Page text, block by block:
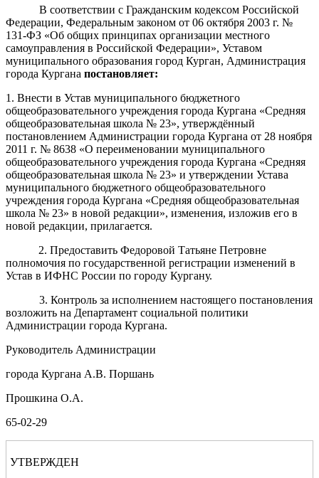
В соответствии с Гражданским кодексом Российской
Федерации, Федеральным законом от 06 октября 2003 г. №
131-ФЗ «Об общих принципах организации местного
самоуправления в Российской Федерации», Уставом
муниципального образования город Курган, Администрация
города Кургана постановляет:
1. Внести в Устав муниципального бюджетного
общеобразовательного учреждения города Кургана «Средняя
общеобразовательная школа № 23», утверждённый
постановлением Администрации города Кургана от 28 ноября
2011 г. № 8638 «О переименовании муниципального
общеобразовательного учреждения города Кургана «Средняя
общеобразовательная школа № 23» и утверждении Устава
муниципального бюджетного общеобразовательного
учреждения города Кургана «Средняя общеобразовательная
школа № 23» в новой редакции», изменения, изложив его в
новой редакции, прилагается.
2. Предоставить Федоровой Татьяне Петровне
полномочия по государственной регистрации изменений в
Устав в ИФНС России по городу Кургану.
3. Контроль за исполнением настоящего постановления
возложить на Департамент социальной политики
Администрации города Кургана.
Руководитель Администрации
города Кургана А.В. Поршань
Прошкина О.А.
65-02-29
УТВЕРЖДЕН